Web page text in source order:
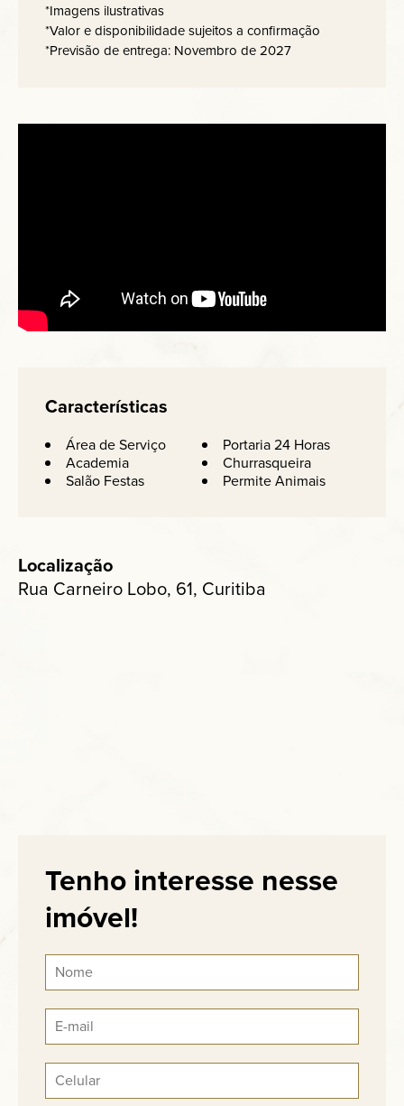
*Imagens ilustrativas
*Valor e disponibilidade sujeitos a confirmação
*Previsão de entrega: Novembro de 2027
Características
Área de Serviço
Portaria 24 Horas
Academia
Churrasqueira
Salão Festas
Permite Animais
Localização
Rua Carneiro Lobo, 61, Curitiba
Tenho interesse nesse
imóvel!